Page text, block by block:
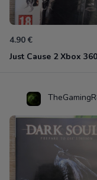
4.90 €
Just Cause 2 Xbox 360